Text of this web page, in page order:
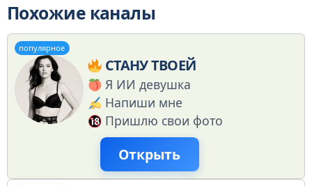
Похожие каналы
популярное
СТАНУ ТВОЕЙ
Я ИИ девушка
Напиши мне
Пришлю свои фото
Открыть